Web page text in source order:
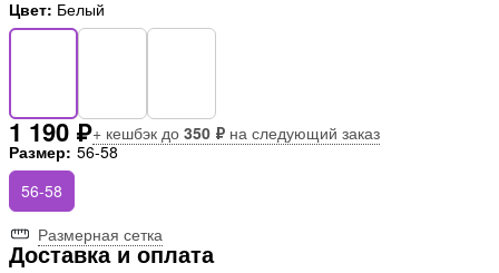
Цвет: Белый
1 190 ₽+ кешбэк до 350 ₽ на следующий заказ
Размер: 56-58
56-58
Размерная сетка
Доставка и оплата